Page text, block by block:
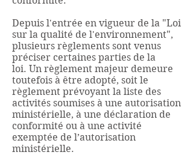
Depuis l'entrée en vigueur de la "Loi
sur la qualité de l'environnement",
plusieurs règlements sont venus
préciser certaines parties de la
loi. Un règlement majeur demeure
toutefois à être adopté, soit le
règlement prévoyant la liste des
activités soumises à une autorisation
ministérielle, à une déclaration de
conformité ou à une activité
exemptée de l’autorisation
ministérielle.